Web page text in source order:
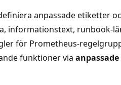
anpassade etiketter
informationstext, runbook-
för Prometheus-
funktioner via anpassade